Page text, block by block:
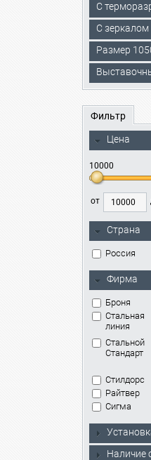
С
С зеркалом
Размер
Фильтр
Цена
10000
от
Страна
Россия
Фирма
Броня
Стальная
линия
Стальной
Стандарт
Стилдорс
Райтвер
Сигма
Наличие